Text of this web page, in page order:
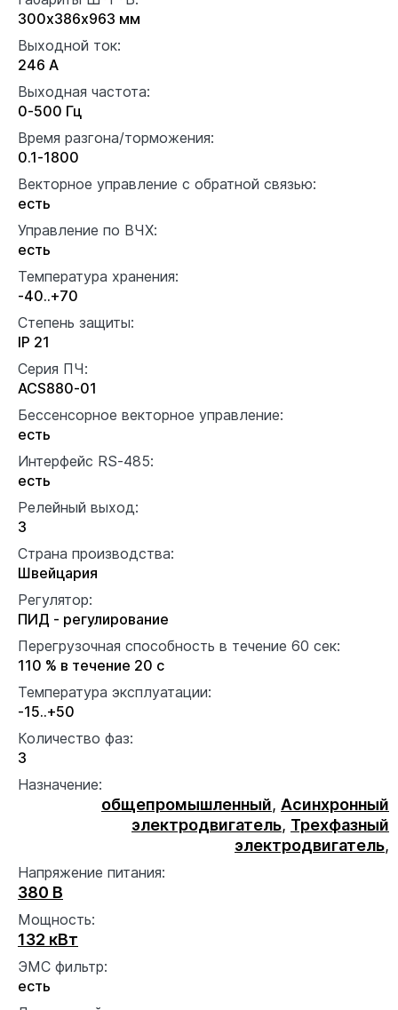
300x386x963 мм
Выходной ток:
246 А
Выходная частота:
0-500 Гц
Время разгона/торможения:
0.1-1800
Векторное управление с обратной связью:
есть
Управление по ВЧХ:
есть
Температура хранения:
-40..+70
Степень защиты:
IP 21
Серия ПЧ:
ACS880-01
Бессенсорное векторное управление:
есть
Интерфейс RS-485:
есть
Релейный выход:
3
Страна производства:
Швейцария
Регулятор:
ПИД - регулирование
Перегрузочная способность в течение 60 сек:
110 % в течение 20 с
Температура эксплуатации:
-15..+50
Количество фаз:
3
Назначение:
общепромышленный, Асинхронный
электродвигатель, Трехфазный
электродвигатель,
Напряжение питания:
380 В
Мощность:
132 кВт
ЭМС фильтр:
есть